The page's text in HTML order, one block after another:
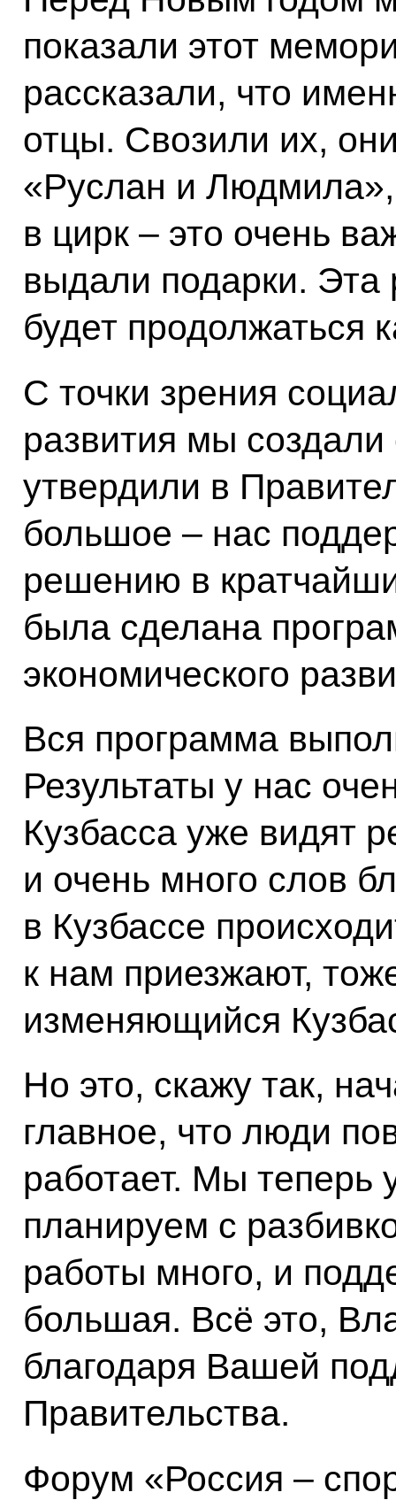
показали этот
рассказали, что
отцы. Свозили их,
«Руслан и Людмила»,
в цирк – это очень
выдали подарки. Эта
будет продолжаться
С точки зрения
развития мы
утвердили в
большое – нас
решению в
была сделана
экономического
Вся программа
Результаты у нас
Кузбасса уже видят
и очень много слов
в Кузбассе
к нам приезжают,
изменяющийся
Но это, скажу так,
главное, что люди
работает. Мы теперь
планируем с
работы много, и
большая. Всё это,
благодаря Вашей
Правительства.
Форум «Россия –